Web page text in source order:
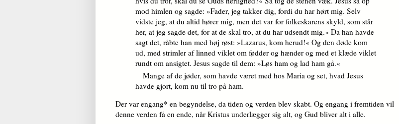
mod himlen og sagde: »Fader, jeg takker dig, fordi du har hørt mig. Selv
vidste jeg, at du altid hører mig, men det var for folkeskarens skyld, som står
her, at jeg sagde det, for at de skal tro, at du har udsendt mig.« Da han havde
sagt det, råbte han med høj røst: »Lazarus, kom herud!« Og den døde kom
ud, med strimler af linned viklet om fødder og hænder og med et klæde viklet
rundt om ansigtet. Jesus sagde til dem: »Løs ham og lad ham gå.«
Mange af de jøder, som havde været med hos Maria og set, hvad Jesus
havde gjort, kom nu til tro på ham.
Der var engang* en begyndelse, da tiden og verden blev skabt. Og engang i fremtiden vil
denne verden få en ende, når Kristus underlægger sig alt, og Gud bliver alt i alle.